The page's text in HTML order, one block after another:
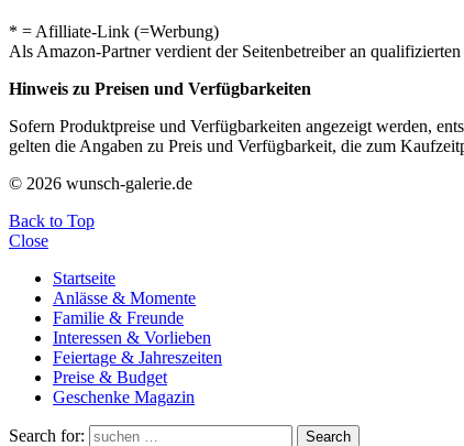
* = Afilliate-Link (=Werbung)
Als Amazon-Partner verdient der Seitenbetreiber an
Hinweis zu Preisen und Verfügbarkeiten
Sofern Produktpreise und Verfügbarkeiten angezeigt werden,
gelten die Angaben zu Preis und Verfügbarkeit, die zum
© 2026 wunsch-galerie.de
Back to Top
Close
Startseite
Anlässe & Momente
Familie & Freunde
Interessen & Vorlieben
Feiertage & Jahreszeiten
Preise & Budget
Geschenke Magazin
Search for: Search